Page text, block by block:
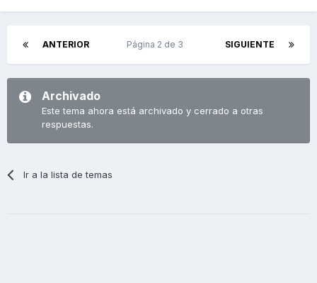
ANTERIOR SIGUIENTE
Página 2 de 3
Archivado
Este tema ahora está archivado y cerrado a otras
respuestas.
Ir a la lista de temas